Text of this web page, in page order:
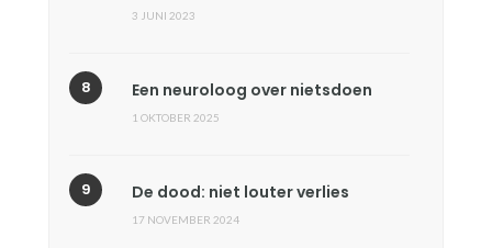
3 JUNI 2023
Een neuroloog over nietsdoen
1 OKTOBER 2025
De dood: niet louter verlies
17 NOVEMBER 2024